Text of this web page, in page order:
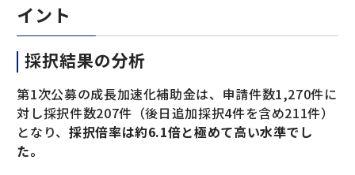
イント
採択結果の分析
第1次公募の成長加速化補助金は、申請件数1,270件に
対し採択件数207件（後日追加採択4件を含め211件）
となり、 採択倍率は約6.1倍と極めて高い水準でし
た。